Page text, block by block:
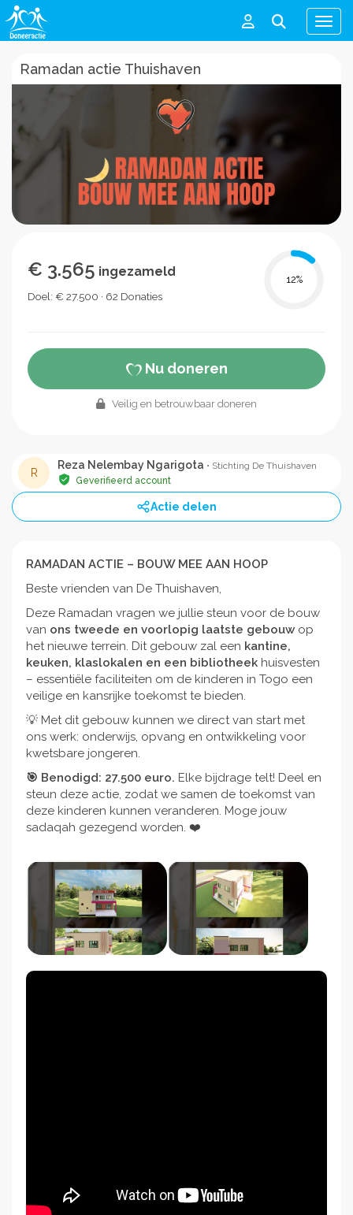
Menu
Ramadan actie Thuishaven
€ 3.565 ingezameld
Doel: € 27.500 · 62 Donaties
12%
Nu doneren
Veilig en betrouwbaar doneren
R
Reza Nelembay Ngarigota • Stichting De Thuishaven
Geverifieerd account
Actie delen
RAMADAN ACTIE – BOUW MEE AAN HOOP
Beste vrienden van De Thuishaven,
Deze Ramadan vragen we jullie steun voor de bouw
van ons tweede en voorlopig laatste gebouwop
het nieuwe terrein. Dit gebouw zal een kantine,
keuken, klaslokalen en een bibliotheek huisvesten
– essentiële faciliteiten om de kinderen in Togo een
veilige en kansrijke toekomst te bieden.
💡 Met dit gebouw kunnen we direct van start met
ons werk: onderwijs, opvang en ontwikkeling voor
kwetsbare jongeren.
🎯 Benodigd: 27.500 euro. Elke bijdrage telt! Deel en
steun deze actie, zodat we samen de toekomst van
deze kinderen kunnen veranderen. Moge jouw
sadaqah gezegend worden. ❤️